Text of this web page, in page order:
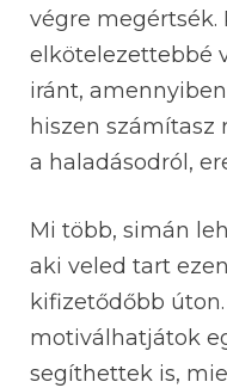
végre megértsék.
elkötelezettebbé
iránt,
hiszen számítasz
a haladásodról,
Mi több, simán
aki veled tart
kifizetődőbb
motiválhatjátok
segíthettek is,